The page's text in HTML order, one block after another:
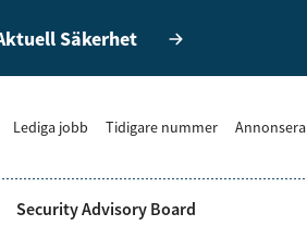
Säkerhet
Lediga jobb Tidigare nummer Annonsera
Security Advisory Board